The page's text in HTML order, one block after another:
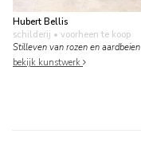
Hubert Bellis
schilderij • voorheen te koop
Stilleven van rozen en aardbeien
bekijk kunstwerk